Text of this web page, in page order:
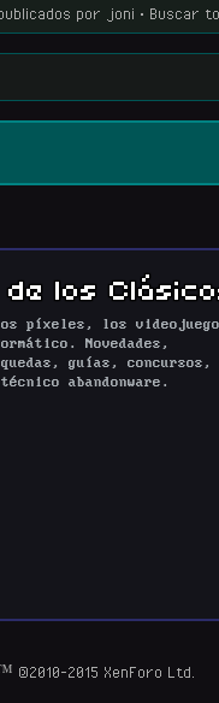
por joni Buscar
los
píxeles, los
Novedades,
guías, concursos,
abandonware.
©2010-2015 XenForo Ltd.